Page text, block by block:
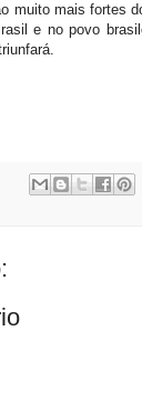
muito mais fortes
e no povo